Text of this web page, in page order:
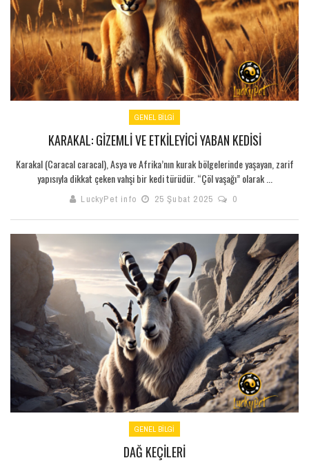
GENEL BILGI
KARAKAL: GIZEMLI VE ETKILEYICI YABAN KEDISI
Karakal (Caracal caracal), Asya ve Afrika’nın kurak bölgelerinde yaşayan, zarif
yapısıyla dikkat çeken vahşi bir kedi türüdür. “Çöl vaşağı” olarak ...
LuckyPet info 25 Şubat 2025 0
GENEL BILGI
DAĞ KEÇILERI